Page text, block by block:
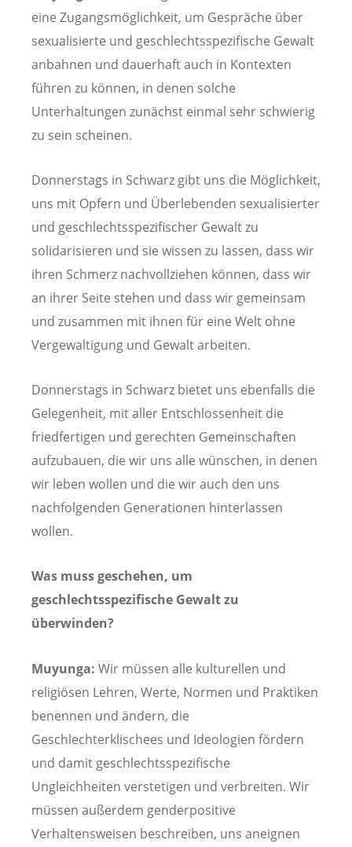
eine Zugangsmöglichkeit, um Gespräche über
sexualisierte und geschlechtsspezifische Gewalt
anbahnen und dauerhaft auch in Kontexten
führen zu können, in denen solche
Unterhaltungen zunächst einmal sehr schwierig
zu sein scheinen.
Donnerstags in Schwarz gibt uns die Möglichkeit,
uns mit Opfern und Überlebenden sexualisierter
und geschlechtsspezifischer Gewalt zu
solidarisieren und sie wissen zu lassen, dass wir
ihren Schmerz nachvollziehen können, dass wir
an ihrer Seite stehen und dass wir gemeinsam
und zusammen mit ihnen für eine Welt ohne
Vergewaltigung und Gewalt arbeiten.
Donnerstags in Schwarz bietet uns ebenfalls die
Gelegenheit, mit aller Entschlossenheit die
friedfertigen und gerechten Gemeinschaften
aufzubauen, die wir uns alle wünschen, in denen
wir leben wollen und die wir auch den uns
nachfolgenden Generationen hinterlassen
wollen.
Was muss geschehen, um
geschlechtsspezifische Gewalt zu
überwinden?
Muyunga: Wir müssen alle kulturellen und
religiösen Lehren, Werte, Normen und Praktiken
benennen und ändern, die
Geschlechterklischees und Ideologien fördern
und damit geschlechtsspezifische
Ungleichheiten verstetigen und verbreiten. Wir
müssen außerdem genderpositive
Verhaltensweisen beschreiben, uns aneignen